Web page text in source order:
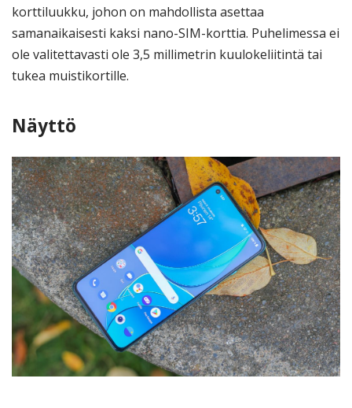
korttiluukku, johon on mahdollista asettaa
samanaikaisesti kaksi nano-SIM-korttia. Puhelimessa ei
ole valitettavasti ole 3,5 millimetrin kuulokeliitintä tai
tukea muistikortille.
Näyttö